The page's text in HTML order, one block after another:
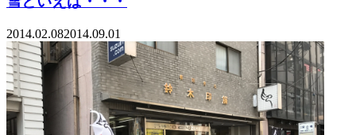
2014.02.082014.09.01